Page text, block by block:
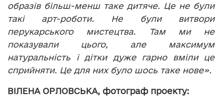
образів більш-менш таке дитяче. Це не були
такі арт-роботи. Не були витвори
перукарського мистецтва. Там ми не
показували цього, але максимум
натуральність і дітки дуже гарно вміли це
сприйняти. Це для них було шось таке нове».
ВІЛЕНА ОРЛОВСЬКА, фотограф проекту: